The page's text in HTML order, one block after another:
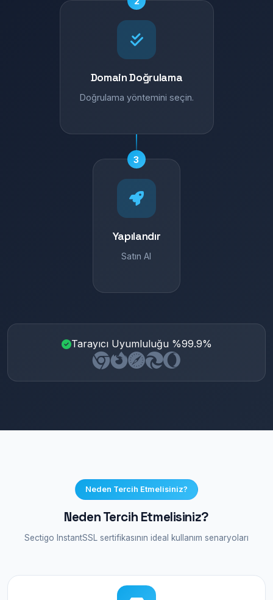
Domain Doğrulama
Doğrulama yöntemini seçin.
3
Yapılandır
Satın Al
Tarayıcı Uyumluluğu %99.9%
Neden Tercih Etmelisiniz?
Neden Tercih Etmelisiniz?
Sectigo InstantSSL sertifikasının ideal kullanım senaryoları